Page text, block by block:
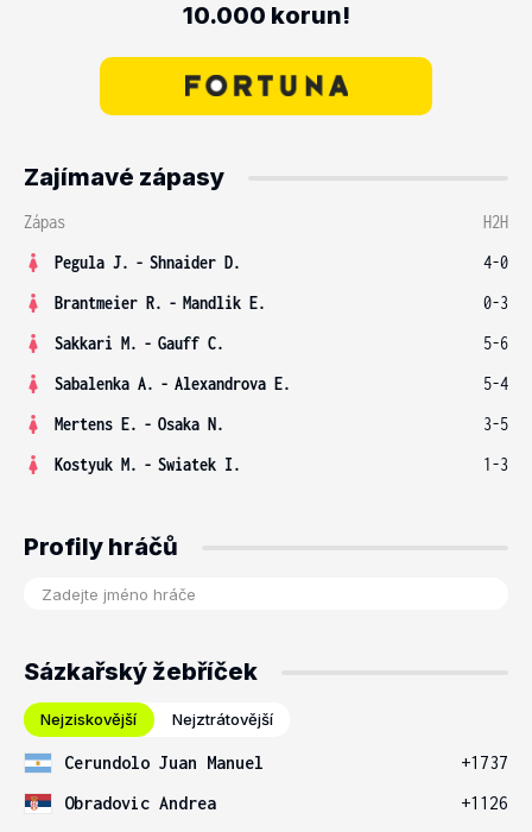
10.000 korun!
Zajímavé zápasy
Zápas
H2H
Pegula J. - Shnaider D.
4-0
Brantmeier R. - Mandlik E.
0-3
Sakkari M. - Gauff C.
5-6
Sabalenka A. - Alexandrova E.
5-4
Mertens E. - Osaka N.
3-5
Kostyuk M. - Swiatek I. 1-3
Profily hráčů
Sázkařský žebříček
Nejziskovější Nejztrátovější
Cerundolo Juan Manuel
+1737
Obradovic Andrea
+1126